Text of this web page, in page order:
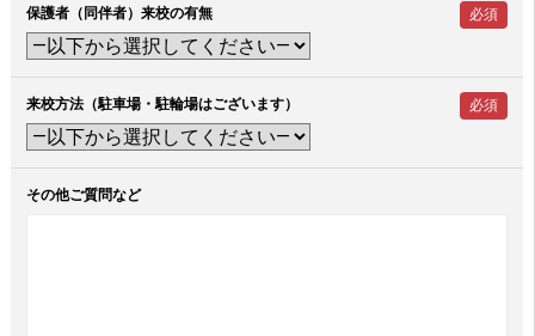
保護者（同伴者）来校の有無 必須
来校方法（駐車場・駐輪場はございます） 必須
その他ご質問など